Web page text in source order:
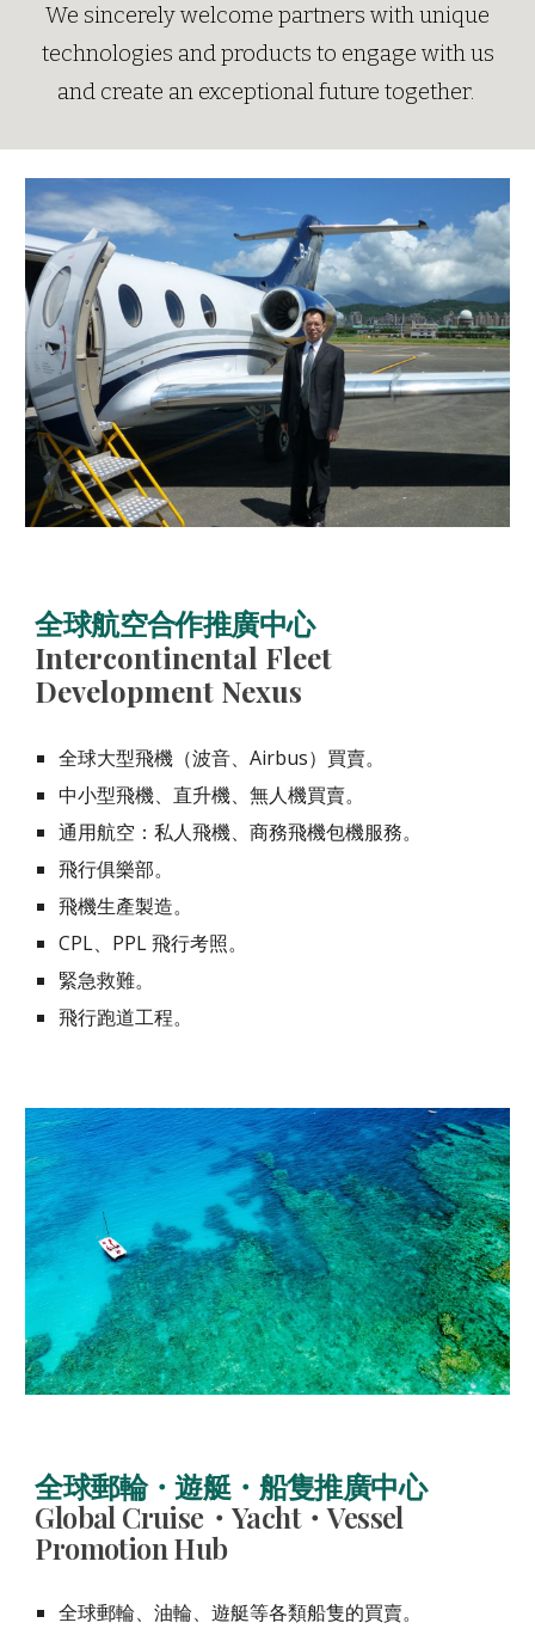
We sincerely welcome partners with unique
technologies and products to engage with us
and create an exceptional future together.
全球航空合作推廣中心
Intercontinental Fleet
Development Nexus
全球大型飛機（波音、Airbus）買賣。
中小型飛機、直升機、無人機買賣。
通用航空：私人飛機、商務飛機包機服務。
飛行俱樂部。
飛機生產製造。
CPL、PPL 飛行考照。
緊急救難。
飛行跑道工程。
全球郵輪・遊艇・船隻推廣中心
Global Cruise・Yacht・Vessel
Promotion Hub
全球郵輪、油輪、遊艇等各類船隻的買賣。